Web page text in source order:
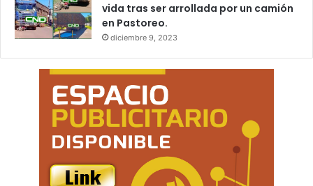
vida tras ser arrollada por un camión
en Pastoreo.
diciembre 9, 2023